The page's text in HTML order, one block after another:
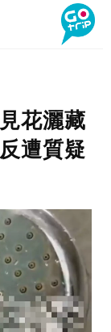
花灑藏
遭質疑